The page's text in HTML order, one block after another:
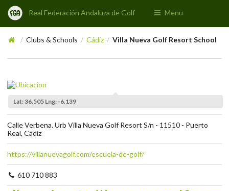
Real Federación Andaluza de Golf Menu
/ Clubs & Schools / Cádiz / Villa Nueva Golf Resort School
Lat: 36.505 Lng: -6.139
Calle Verbena. Urb Villa Nueva Golf Resort S/n - 11510 - Puerto
Real, Cádiz
https://villanuevagolf.com/escuela-de-golf/
610 710 883